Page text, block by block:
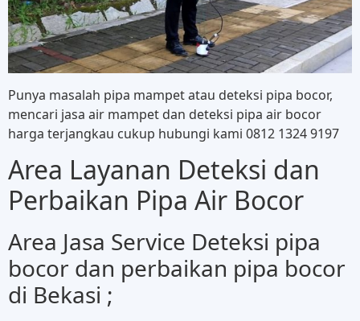
Punya masalah pipa mampet atau deteksi pipa bocor,
mencari jasa air mampet dan deteksi pipa air bocor
harga terjangkau cukup hubungi kami 0812 1324 9197
Area Layanan Deteksi dan
Perbaikan Pipa Air Bocor
Area Jasa Service Deteksi pipa
bocor dan perbaikan pipa bocor
di Bekasi ;